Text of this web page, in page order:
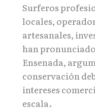
Surferos
locales,
artesanales,
han
Ensenada,
conservación
intereses
escala.